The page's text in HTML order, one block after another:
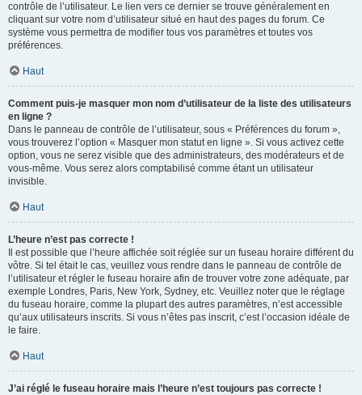
contrôle de l’utilisateur. Le lien vers ce dernier se trouve généralement en
cliquant sur votre nom d’utilisateur situé en haut des pages du forum. Ce
système vous permettra de modifier tous vos paramètres et toutes vos
préférences.
Haut
Comment puis-je masquer mon nom d’utilisateur de la liste des utilisateurs
en ligne ?
Dans le panneau de contrôle de l’utilisateur, sous « Préférences du forum »,
vous trouverez l’option « Masquer mon statut en ligne ». Si vous activez cette
option, vous ne serez visible que des administrateurs, des modérateurs et de
vous-même. Vous serez alors comptabilisé comme étant un utilisateur
invisible.
Haut
L’heure n’est pas correcte !
Il est possible que l’heure affichée soit réglée sur un fuseau horaire différent du
vôtre. Si tel était le cas, veuillez vous rendre dans le panneau de contrôle de
l’utilisateur et régler le fuseau horaire afin de trouver votre zone adéquate, par
exemple Londres, Paris, New York, Sydney, etc. Veuillez noter que le réglage
du fuseau horaire, comme la plupart des autres paramètres, n’est accessible
qu’aux utilisateurs inscrits. Si vous n’êtes pas inscrit, c’est l’occasion idéale de
le faire.
Haut
J’ai réglé le fuseau horaire mais l’heure n’est toujours pas correcte !